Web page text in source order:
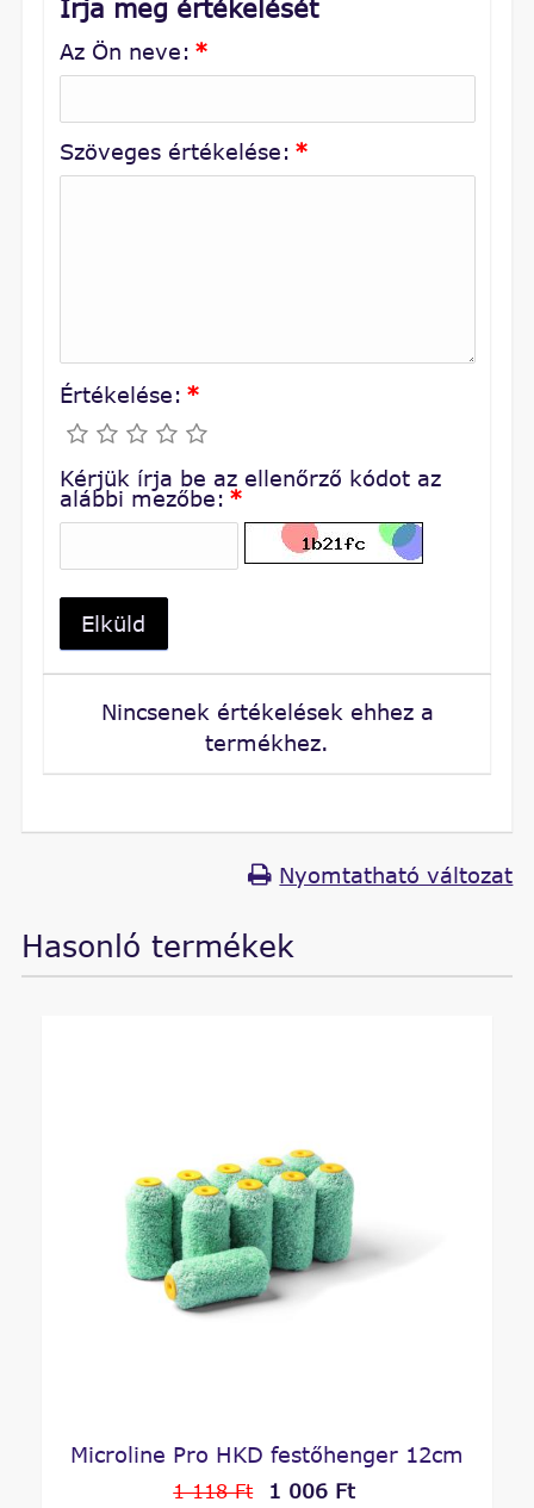
Írja meg értékelését
Az Ön neve: *
Szöveges értékelése: *
Értékelése: *
Kérjük írja be az ellenőrző kódot az
alábbi mezőbe: *
Elküld
Nincsenek értékelések ehhez a
termékhez.
Nyomtatható változat
Hasonló termékek
Microline Pro HKD festőhenger 12cm
1 118 Ft 1 006 Ft